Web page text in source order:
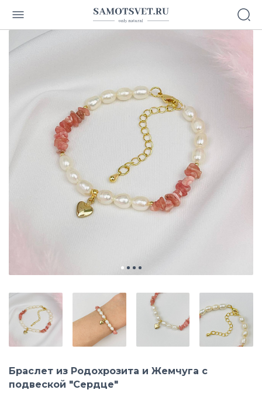
Браслет из Родохрозита и Жемчуга с
подвеской "Сердце"